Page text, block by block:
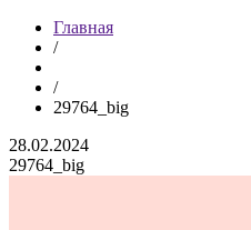
Главная
/
/
29764_big
28.02.2024
29764_big